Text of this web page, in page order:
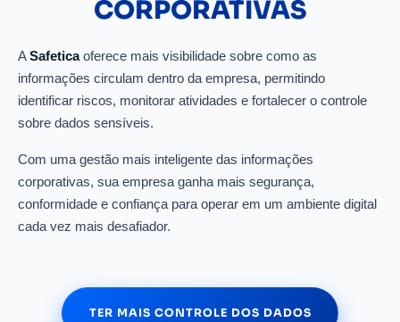
CORPORATIVAS
ASafeticaoferece mais visibilidade sobre como as
informações circulam dentro da empresa, permitindo
identificar riscos, monitorar atividades e fortalecer o controle
sobre dados sensíveis.
Com uma gestão mais inteligente das informações
corporativas, sua empresa ganha mais segurança,
conformidade e confiança para operar em um ambiente digital
cada vez mais desafiador.
TER MAIS CONTROLE DOS DADOS